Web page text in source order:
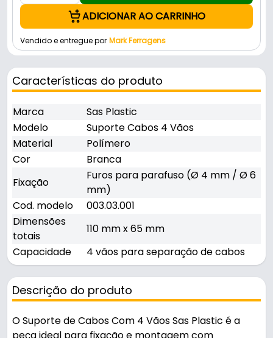
ADICIONAR AO CARRINHO
Vendido e entregue por Mark Ferragens
Características do produto
Marca
Sas Plastic
Modelo
Suporte Cabos 4 Vãos
Material
Polímero
Cor
Branca
Fixação
Furos para parafuso (Ø 4 mm / Ø 6
mm)
Cod. modelo
003.03.001
Dimensões
totais
110 mm x 65 mm
Capacidade
4 vãos para separação de cabos
Descrição do produto
O Suporte de Cabos Com 4 Vãos Sas Plastic é a